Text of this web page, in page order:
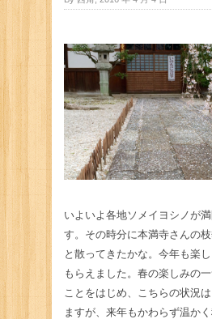
いよいよ各地ソメイヨシノが
す。その時分に本満寺さんの
と散ってきたかな。今年も楽
もらえました。春の楽しみの
ことをはじめ、こちらの状況
ますが、来年もかわらず温か